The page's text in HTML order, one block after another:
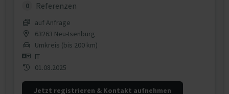
0 Referenzen
auf Anfrage
63263 Neu-Isenburg
Umkreis (bis 200 km)
IT
01.08.2025
Jetzt registrieren & Kontakt aufnehmen